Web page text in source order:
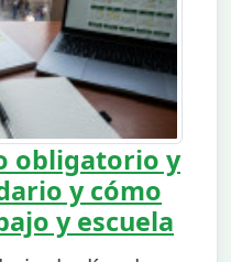
obligatorio y
y cómo
y escuela